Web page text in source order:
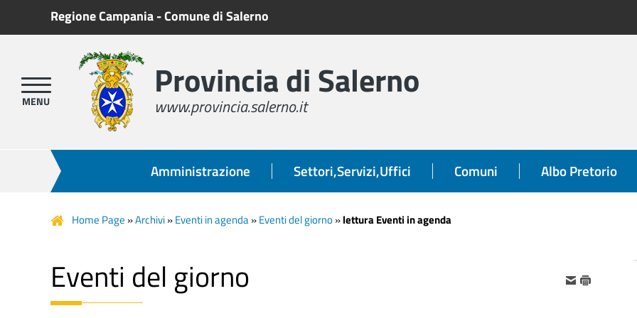
Regione Campania-Comune di Salerno
Provincia di Salerno
www.provincia.salerno.it
Amministrazione Settori,Servizi,Uffici Comuni Albo Pretorio
Home Page »Archivi»Eventi in agenda»Eventi del giorno»lettura Eventi in agenda
Eventi del giorno